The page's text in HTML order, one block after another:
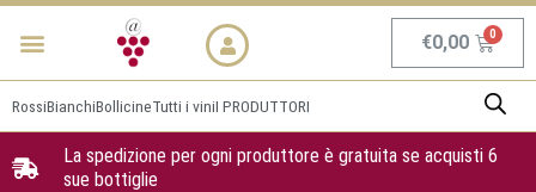
Vai
Menu €0,00
RossiBianchiBollicineTutti i viniI PRODUTTORI
La spedizione per ogni produttore è gratuita se acquisti 6
sue bottiglie